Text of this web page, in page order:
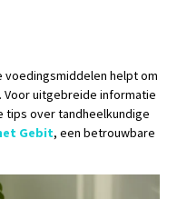
voedingsmiddelen helpt om
uitgebreide informatie
tips over tandheelkundige
Gebit, een betrouwbare